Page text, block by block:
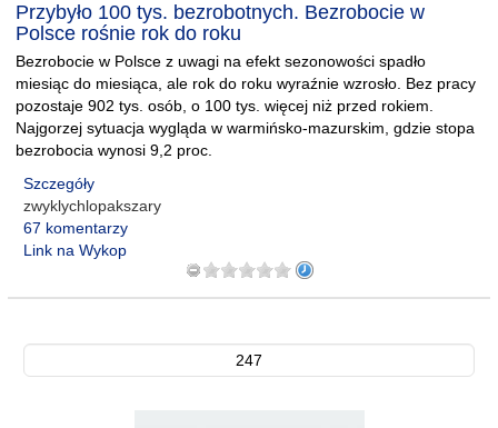
Przybyło 100 tys. bezrobotnych. Bezrobocie w
Polsce rośnie rok do roku
Bezrobocie w Polsce z uwagi na efekt sezonowości spadło
miesiąc do miesiąca, ale rok do roku wyraźnie wzrosło. Bez pracy
pozostaje 902 tys. osób, o 100 tys. więcej niż przed rokiem.
Najgorzej sytuacja wygląda w warmińsko-mazurskim, gdzie stopa
bezrobocia wynosi 9,2 proc.
Szczegóły
zwyklychlopakszary
67 komentarzy
Link na Wykop
247